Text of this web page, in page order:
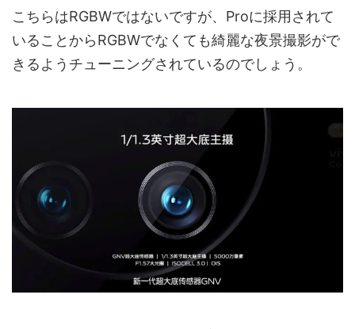
こちらはRGBWではないですが、Proに採用されて
いることからRGBWでなくても綺麗な夜景撮影がで
きるようチューニングされているのでしょう。